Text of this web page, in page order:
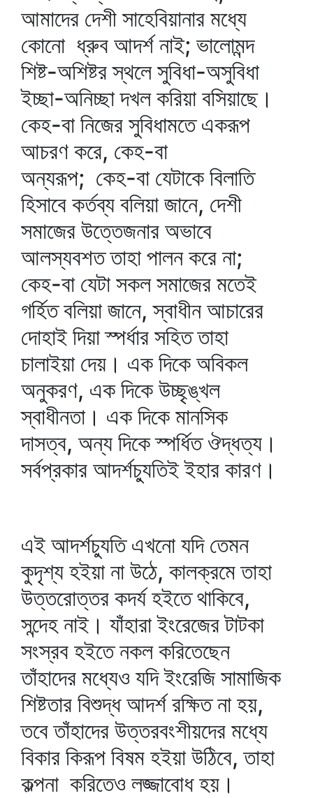
আমাদের দেশী সাহেবিয়ানার মধ্যে
কোনো ধ্রুব আদর্শ নাই; ভালোমন্দ
শিষ্ট-অশিষ্টর স্থলে সুবিধা-অসুবিধা
ইচ্ছা-অনিচ্ছা দখল করিয়া বসিয়াছে।
কেহ-বা নিজের সুবিধামতে একরূপ
আচরণ করে, কেহ-বা
অন্যরূপ; কেহ-বা যেটাকে বিলাতি
হিসাবে কর্তব্য বলিয়া জানে, দেশী
সমাজের উত্তেজনার অভাবে
আলস্যবশত তাহা পালন করে না;
কেহ-বা যেটা সকল সমাজের মতেই
গর্হিত বলিয়া জানে, স্বাধীন আচারের
দোহাই দিয়া স্পর্ধার সহিত তাহা
চালাইয়া দেয়। এক দিকে অবিকল
অনুকরণ, এক দিকে উচ্ছৃঙ্খল
স্বাধীনতা। এক দিকে মানসিক
দাসত্ব, অন্য দিকে স্পর্ধিত ঔদ্ধত্য।
সর্বপ্রকার আদর্শচ্যুতিই ইহার কারণ।
এই আদর্শচ্যুতি এখনো যদি তেমন
কুদৃশ্য হইয়া না উঠে, কালক্রমে তাহা
উত্তরোত্তর কদর্য হইতে থাকিবে,
সন্দেহ নাই। যাঁহারা ইংরেজের টাটকা
সংস্রব হইতে নকল করিতেছেন
তাঁহাদের মধ্যেও যদি ইংরেজি সামাজিক
শিষ্টতার বিশুদ্ধ আদর্শ রক্ষিত না হয়,
তবে তাঁহাদের উত্তরবংশীয়দের মধ্যে
বিকার কিরূপ বিষম হইয়া উঠিবে, তাহা
কল্পনা করিতেও লজ্জাবোধ হয়।